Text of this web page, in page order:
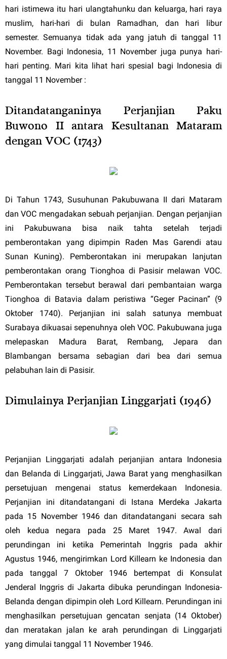
hari istimewa itu hari ulangtahunku dan keluarga, hari raya
muslim, hari-hari di bulan Ramadhan, dan hari libur
semester. Semuanya tidak ada yang jatuh di tanggal 11
November. Bagi Indonesia, 11 November juga punya hari-
hari penting. Mari kita lihat hari spesial bagi Indonesia di
tanggal 11 November :
Ditandatanganinya Perjanjian Paku
Buwono II antara Kesultanan Mataram
dengan VOC (1743)
Di Tahun 1743, Susuhunan Pakubuwana II dari Mataram
dan VOC mengadakan sebuah perjanjian. Dengan perjanjian
ini Pakubuwana bisa naik tahta setelah terjadi
pemberontakan yang dipimpin Raden Mas Garendi atau
Sunan Kuning). Pemberontakan ini merupakan lanjutan
pemberontakan orang Tionghoa di Pasisir melawan VOC.
Pemberontakan tersebut berawal dari pembantaian warga
Tionghoa di Batavia dalam peristiwa “Geger Pacinan” (9
Oktober 1740). Perjanjian ini salah satunya membuat
Surabaya dikuasai sepenuhnya oleh VOC. Pakubuwana juga
melepaskan Madura Barat, Rembang, Jepara dan
Blambangan bersama sebagian dari bea dari semua
pelabuhan lain di Pasisir.
Dimulainya Perjanjian Linggarjati (1946)
Perjanjian Linggarjati adalah perjanjian antara Indonesia
dan Belanda di Linggarjati, Jawa Barat yang menghasilkan
persetujuan mengenai status kemerdekaan Indonesia.
Perjanjian ini ditandatangani di Istana Merdeka Jakarta
pada 15 November 1946 dan ditandatangani secara sah
oleh kedua negara pada 25 Maret 1947. Awal dari
perundingan ini ketika Pemerintah Inggris pada akhir
Agustus 1946, mengirimkan Lord Killearn ke Indonesia dan
pada tanggal 7 Oktober 1946 bertempat di Konsulat
Jenderal Inggris di Jakarta dibuka perundingan Indonesia-
Belanda dengan dipimpin oleh Lord Killearn. Perundingan ini
menghasilkan persetujuan gencatan senjata (14 Oktober)
dan meratakan jalan ke arah perundingan di Linggarjati
yang dimulai tanggal 11 November 1946.